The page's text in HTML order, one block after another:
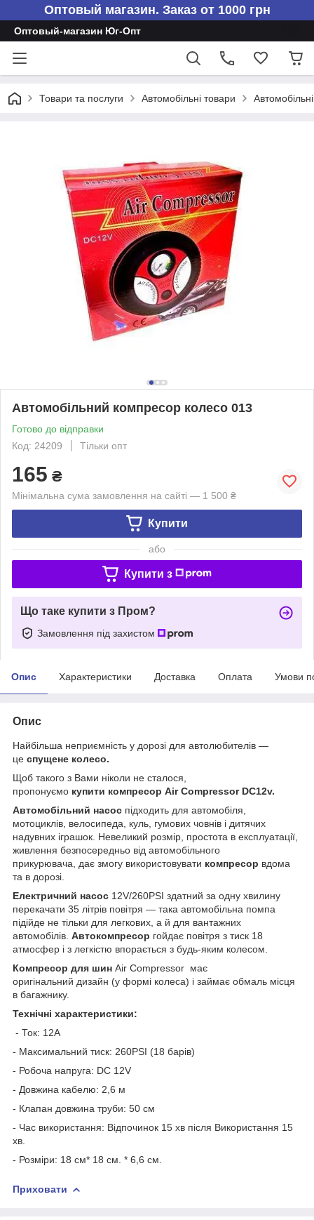
Оптовый магазин. Заказ от 1000 грн
Оптовый-магазин Юг-Опт
Товари та послуги Автомобільні товари
Автомобільний компресор колесо 013
Готово до відправки
Код: 24209
Тільки опт
165 ₴
Мінімальна сума замовлення на сайті — 1 500 ₴
Купити
або
Купити з
Що таке купити з Пром?
Замовлення під захистом
Опис Характеристики Доставка Оплата Умови
Опис
Найбільша неприємність у дорозі для автолюбителів —
це спущене колесо.
Щоб такого з Вами ніколи не сталося,
пропонуємо купити компресор Air Compressor DC12v.
Автомобільний насос підходить для автомобіля,
мотоциклів, велосипеда, куль, гумових човнів і дитячих
надувних іграшок. Невеликий розмір, простота в експлуатації,
живлення безпосередньо від автомобільного
прикурювача, дає змогу використовувати компресор вдома
та в дорозі.
Електричний насос 12V/260PSI здатний за одну хвилину
перекачати 35 літрів повітря — така автомобільна помпа
підійде не тільки для легкових, а й для вантажних
автомобілів. Автокомпресор гойдає повітря з тиск 18
атмосфер і з легкістю впорається з будь-яким колесом.
Компресор для шин Air Compressor має
оригінальний дизайн (у формі колеса) і займає обмаль місця
в багажнику.
Технічні характеристики:
- Ток: 12A
- Максимальний тиск: 260PSI (18 барів)
- Робоча напруга: DC 12V
- Довжина кабелю: 2,6 м
- Клапан довжина труби: 50 см
- Час використання: Відпочинок 15 хв після Використання 15
хв.
- Розміри: 18 см* 18 см. * 6,6 см.
Приховати